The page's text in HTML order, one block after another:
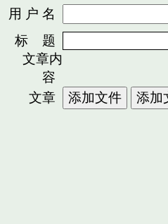
用 户 名
标 题
文章内
容
文章